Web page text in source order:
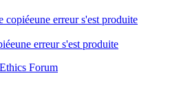
copiéeune erreur s'est produite
une erreur s'est produite
Forum